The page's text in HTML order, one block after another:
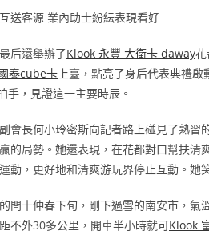
送客源 業內助士紛紜表現看好
后還舉辦了Klook 永豐 大衛卡 daway
泰cube卡 上臺，點亮了身后代表典禮
手，見證這一主要時辰。
會長何小玲密斯向記者路上碰見了熟
的局勢。她還表現，在花都對口幫扶
動，更好地和清爽游玩界停止互動。她
閆十仲春下旬，剛下過雪的南安市，
不外30多公里，開車半小時就可Klook